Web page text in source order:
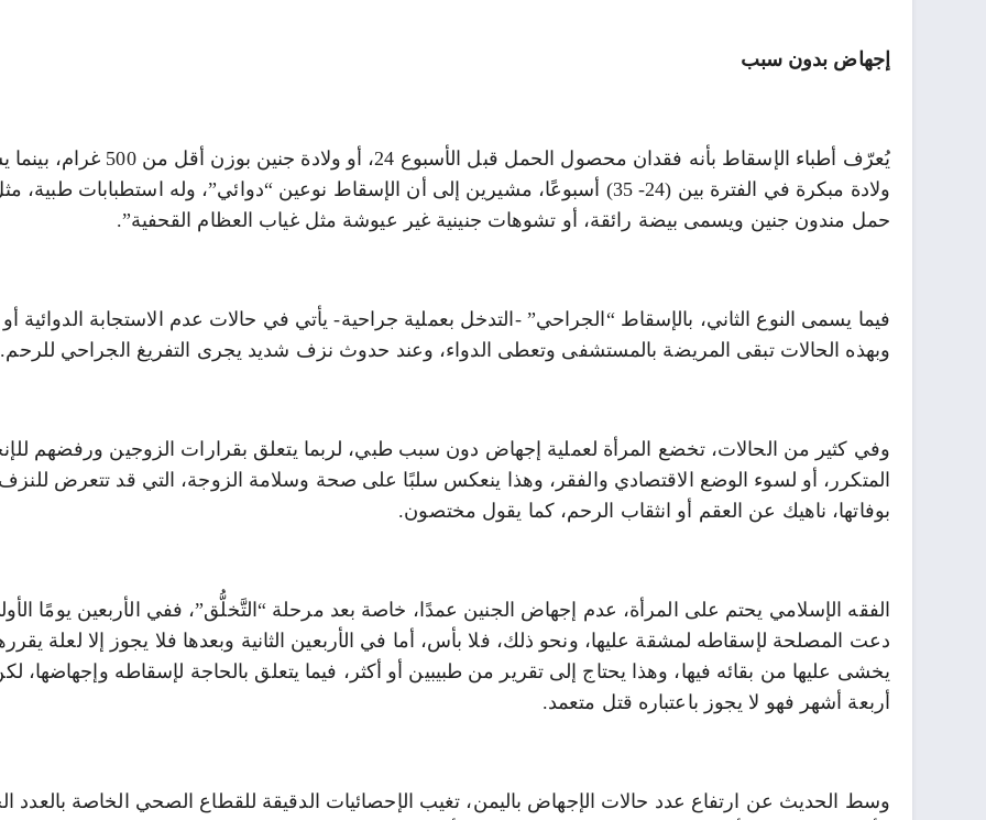
إجهاض بدون سبب
يُعرّف أطباء الإسقاط بأنه فقدان محصول الحمل قبل الأسبوع 24، أو ولادة
ولادة مبكرة في الفترة بين (24- 35) أسبوعًا، مشيرين إلى أن الإسقاط نوعين “دوائي”، وله استطبابات
حمل مندون جنين ويسمى بيضة رائقة، أو تشوهات جنينية غير عيوشة مثل غياب العظام القحفية”.
فيما يسمى النوع الثاني، بالإسقاط “الجراحي” -التدخل بعملية جراحية- يأتي في حالات عدم الاستجابة الدوائية
وبهذه الحالات تبقى المريضة بالمستشفى وتعطى الدواء، وعند حدوث نزف شديد يجرى التفريغ الجراحي للرحم.
وفي كثير من الحالات، تخضع المرأة لعملية إجهاض دون سبب طبي، لربما يتعلق بقرارات الزوجين ورفضهم
المتكرر، أو لسوء الوضع الاقتصادي والفقر، وهذا ينعكس سلبًا على صحة وسلامة الزوجة، التي قد تتعرض
بوفاتها، ناهيك عن العقم أو انثقاب الرحم، كما يقول مختصون.
الفقه الإسلامي يحتم على المرأة، عدم إجهاض الجنين عمدًا، خاصة بعد مرحلة “التَّخلُّق”، ففي الأربعين يومًا
دعت المصلحة لإسقاطه لمشقة عليها، ونحو ذلك، فلا بأس، أما في الأربعين الثانية وبعدها فلا يجوز إلا لعلة
يخشى عليها من بقائه فيها، وهذا يحتاج إلى تقرير من طبيبين أو أكثر، فيما يتعلق بالحاجة لإسقاطه وإجهاضها،
أربعة أشهر فهو لا يجوز باعتباره قتل متعمد.
وسط الحديث عن ارتفاع عدد حالات الإجهاض باليمن، تغيب الإحصائيات الدقيقة للقطاع الصحي الخاصة بالعدد